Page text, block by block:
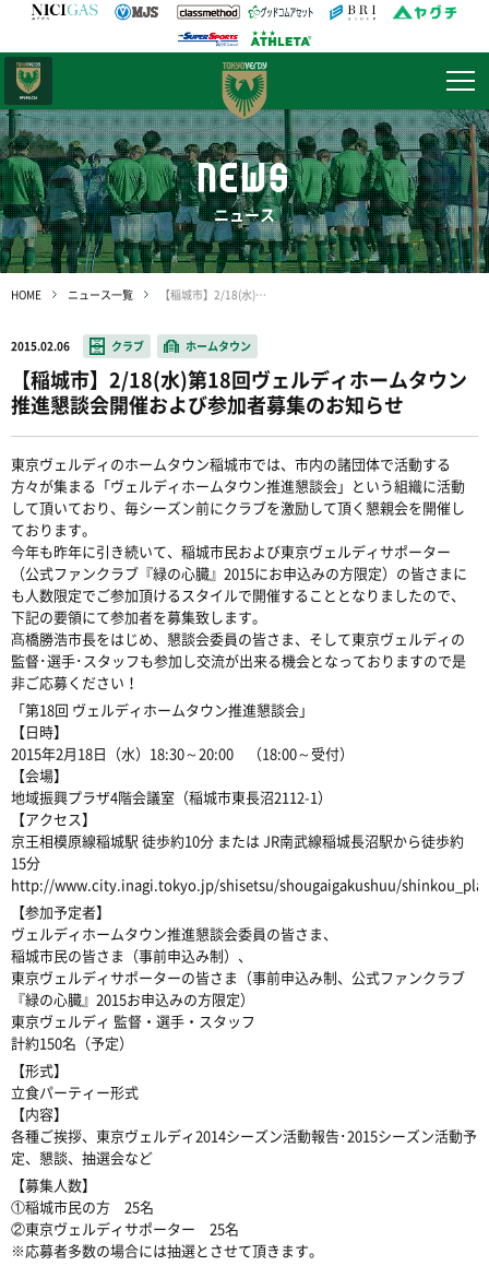
NEWS
ニュース
HOME ニュース一覧 【稲城市】2/18(水)第18回ヴェルディホームタウン推進懇談会開催および参加者募集のお知らせ
2015.02.06 クラブ ホームタウン
【稲城市】2/18(水)第18回ヴェルディホームタウン
推進懇談会開催および参加者募集のお知らせ
東京ヴェルディのホームタウン稲城市では、市内の諸団体で活動する
方々が集まる「ヴェルディホームタウン推進懇談会」という組織に活動
して頂いており、毎シーズン前にクラブを激励して頂く懇親会を開催し
ております。
今年も昨年に引き続いて、稲城市民および東京ヴェルディサポーター
（公式ファンクラブ『緑の心臓』2015にお申込みの方限定）の皆さまに
も人数限定でご参加頂けるスタイルで開催することとなりましたので、
下記の要領にて参加者を募集致します。
髙橋勝浩市長をはじめ、懇談会委員の皆さま、そして東京ヴェルディの
監督･選手･スタッフも参加し交流が出来る機会となっておりますので是
非ご応募ください！
「第18回 ヴェルディホームタウン推進懇談会」
【日時】
2015年2月18日（水）18:30～20:00 （18:00～受付）
【会場】
地域振興プラザ4階会議室（稲城市東長沼2112-1）
【アクセス】
京王相模原線稲城駅 徒歩約10分 または JR南武線稲城長沼駅から徒歩約
15分
http://www.city.inagi.tokyo.jp/shisetsu/shougaigakushuu/
【参加予定者】
ヴェルディホームタウン推進懇談会委員の皆さま、
稲城市民の皆さま（事前申込み制）、
東京ヴェルディサポーターの皆さま（事前申込み制、公式ファンクラブ
『緑の心臓』2015お申込みの方限定）
東京ヴェルディ 監督・選手・スタッフ
計約150名（予定）
【形式】
立食パーティー形式
【内容】
各種ご挨拶、東京ヴェルディ2014シーズン活動報告･2015シーズン活動予
定、懇談、抽選会など
【募集人数】
①稲城市民の方 25名
②東京ヴェルディサポーター 25名
※応募者多数の場合には抽選とさせて頂きます。